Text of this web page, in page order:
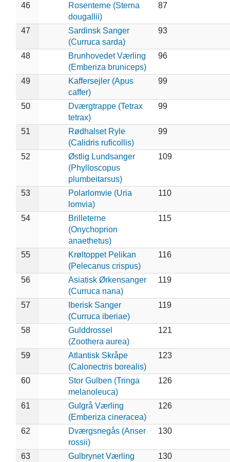
46
Rosenterne (Sterna
dougallii)
87
47
Sardinsk Sanger
(Curruca sarda)
93
48
Brunhovedet Værling
(Emberiza bruniceps)
96
49
Kaffersejler (Apus
caffer)
99
50
Dværgtrappe (Tetrax
tetrax)
99
51
Rødhalset Ryle
(Calidris ruficollis)
99
52
Østlig Lundsanger
(Phylloscopus
plumbeitarsus)
109
53
Polarlomvie (Uria
lomvia)
110
54
Brilleterne
(Onychoprion
anaethetus)
115
55
Krøltoppet Pelikan
(Pelecanus crispus)
116
56
Asiatisk Ørkensanger
(Curruca nana)
119
57
Iberisk Sanger
(Curruca iberiae)
119
58
Gulddrossel
(Zoothera aurea)
121
59
Atlantisk Skråpe
(Calonectris borealis)
123
60
Stor Gulben (Tringa
melanoleuca)
126
61
Gulgrå Værling
(Emberiza cineracea)
126
62
Dværgsnegås (Anser
rossii)
130
63
Gulbrynet Værling
130